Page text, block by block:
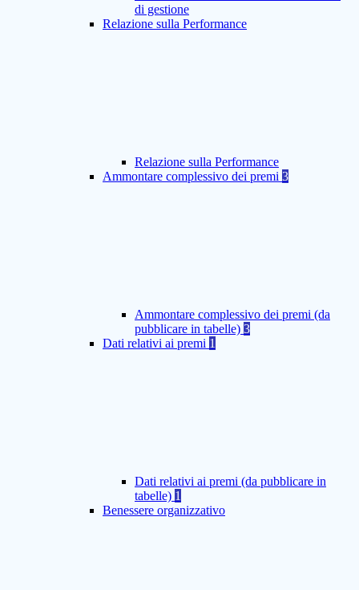
di gestione
Relazione sulla Performance
Relazione sulla Performance
Ammontare complessivo dei premi 3
Ammontare complessivo dei premi (da
pubblicare in tabelle) 3
Dati relativi ai premi 1
Dati relativi ai premi (da pubblicare in
tabelle) 1
Benessere organizzativo